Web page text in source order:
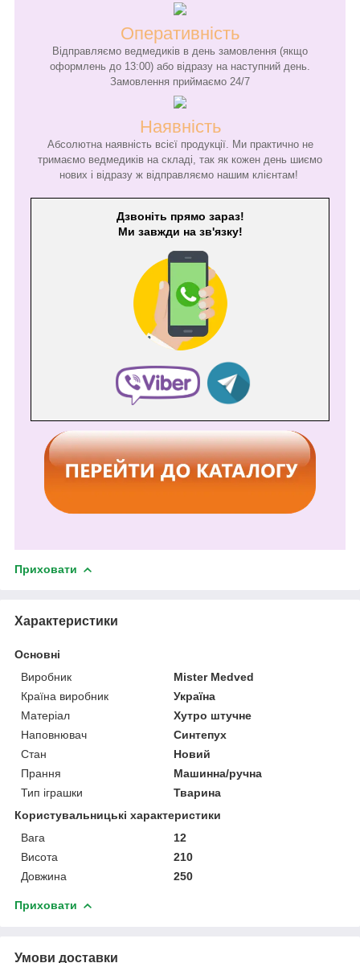
Оперативність
Відправляємо ведмедиків в день замовлення (якщо
оформлень до 13:00) або відразу на наступний день.
Замовлення приймаємо 24/7
Наявність
Абсолютна наявність всієї продукції. Ми практично не
тримаємо ведмедиків на складі, так як кожен день шиємо
нових і відразу ж відправляємо нашим клієнтам!
Дзвоніть прямо зараз!
Ми завжди на зв'язку!
Приховати
Характеристики
Основні
Виробник
Mister Medved
Країна виробник
Україна
Матеріал
Хутро штучне
Наповнювач
Синтепух
Стан
Новий
Прання
Машинна/ручна
Тип іграшки
Тварина
Користувальницькі характеристики
Вага
12
Висота
210
Довжина
250
Приховати
Умови доставки